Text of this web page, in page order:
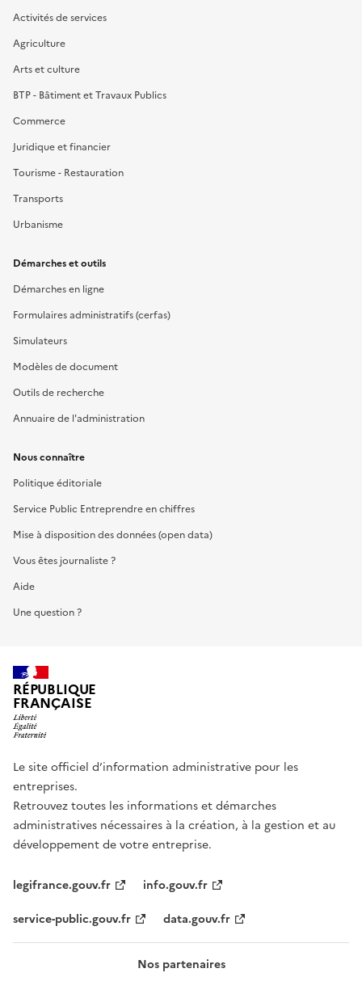
Activités de services
Agriculture
Arts et culture
BTP - Bâtiment et Travaux Publics
Commerce
Juridique et financier
Tourisme - Restauration
Transports
Urbanisme
Démarches et outils
Démarches en ligne
Formulaires administratifs (cerfas)
Simulateurs
Modèles de document
Outils de recherche
Annuaire de l'administration
Nous connaître
Politique éditoriale
Service Public Entreprendre en chiffres
Mise à disposition des données (open data)
Vous êtes journaliste ?
Aide
Une question ?
RÉPUBLIQUE
FRANÇAISE
Le site officiel d’information administrative pour les
entreprises.
Retrouvez toutes les informations et démarches
administratives nécessaires à la création, à la gestion et au
développement de votre entreprise.
legifrance.gouv.fr
info.gouv.fr
service-public.gouv.fr
data.gouv.fr
Nos partenaires